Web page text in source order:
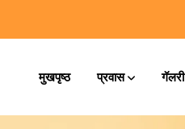
मुखपृष्ठ प्रवास गॅलरी